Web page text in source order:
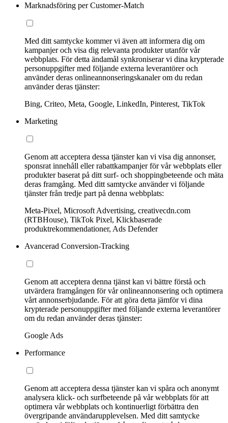
Marknadsföring per Customer-Match
Med ditt samtycke kommer vi även att informera dig om
kampanjer och visa dig relevanta produkter utanför vår
webbplats. För detta ändamål synkroniserar vi dina krypterade
personuppgifter med följande externa leverantörer och
använder deras onlineannonseringskanaler om du redan
använder deras tjänster:
Bing, Criteo, Meta, Google, LinkedIn, Pinterest, TikTok
Marketing
Genom att acceptera dessa tjänster kan vi visa dig annonser,
sponsrat innehåll eller rabattkampanjer för vår webbplats eller
produkter baserat på ditt surf- och shoppingbeteende och mäta
deras framgång. Med ditt samtycke använder vi följande
tjänster från tredje part på denna webbplats:
Meta-Pixel, Microsoft Advertising, creativecdn.com
(RTBHouse), TikTok Pixel, Klickbaserade
produktrekommendationer, Ads Defender
Avancerad Conversion-Tracking
Genom att acceptera denna tjänst kan vi bättre förstå och
utvärdera framgången för vår onlineannonsering och optimera
vårt annonserbjudande. För att göra detta jämför vi dina
krypterade personuppgifter med följande externa leverantörer
om du redan använder deras tjänster:
Google Ads
Performance
Genom att acceptera dessa tjänster kan vi spåra och anonymt
analysera klick- och surfbeteende på vår webbplats för att
optimera vår webbplats och kontinuerligt förbättra den
övergripande användarupplevelsen. Med ditt samtycke